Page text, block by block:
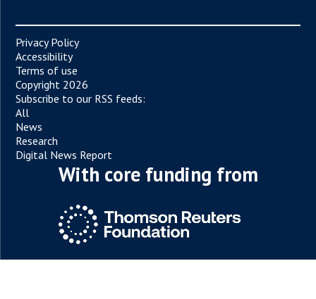
Privacy Policy
Accessibility
Terms of use
Copyright 2026
Subscribe to our RSS feeds:
All
News
Research
Digital News Report
With core funding from